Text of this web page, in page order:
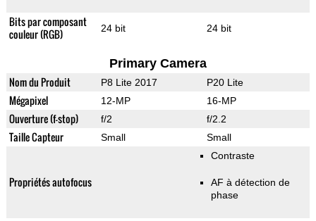
Bits par composant
couleur (RGB)
24 bit 24 bit
Primary Camera
Nom du Produit P8 Lite 2017 P20 Lite
Mégapixel 12-MP 16-MP
Ouverture (f-stop) f/2 f/2.2
Taille Capteur Small Small
Propriétés autofocus
Contraste
AF à détection de
phase